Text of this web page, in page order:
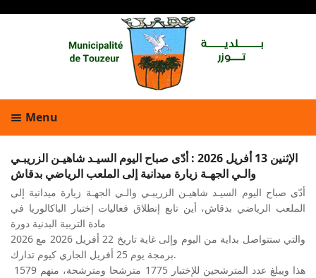
Menu
الإثنين 13 أفريل 2026 : أدّى صباح اليوم السيـد شاهيـن الزريبـي
والـي الجهـة زيارة ميدانية إلى الملعب الرياضي بدقاش
أدّى صباح اليوم السيـد شاهيـن الزريبـي والـي الجهـة زيارة ميدانية إلى
الملعب الرياضي بدقاش، أين تابع إنطلاق فعاليات إختبار الباكالوريا في
مادة التربية البدنية دورة
2026 والتي ستتواصل بداية من اليوم وإلى غاية تاريخ 22 أفريل 2026 مع
برمجة يوم 25 أفريل الجاري كيوم تدارك.